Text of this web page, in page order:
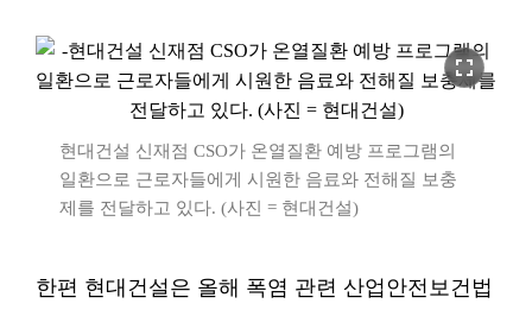
fullscreen
현대건설 신재점 CSO가 온열질환 예방 프로그램의
일환으로 근로자들에게 시원한 음료와 전해질 보충
제를 전달하고 있다. (사진 = 현대건설)
한편 현대건설은 올해 폭염 관련 산업안전보건법